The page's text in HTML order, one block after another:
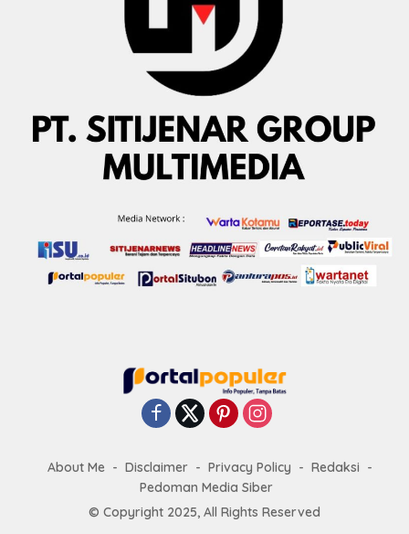
About Me Disclaimer Privacy Policy
Redaksi
Pedoman Media Siber
© Copyright 2025, All Rights Reserved